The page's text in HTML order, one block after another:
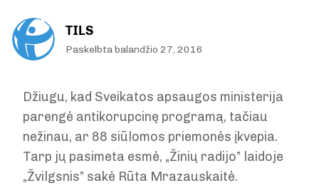
TILS
Paskelbta balandžio 27, 2016
Džiugu, kad Sveikatos apsaugos ministerija
parengė antikorupcinę programą, tačiau
nežinau, ar 88 siūlomos priemonės įkvepia.
Tarp jų pasimeta esmė, „Žinių radijo” laidoje
„Žvilgsnis” sakė Rūta Mrazauskaitė.